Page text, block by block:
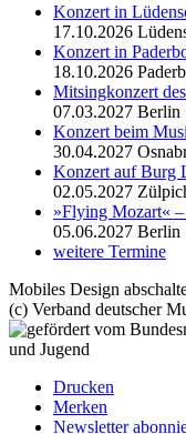
Konzert in
17.10.2026
Konzert in
18.10.2026
Mitsingkonzert
07.03.2027 Berlin
Konzert beim
30.04.2027
Konzert auf Burg
02.05.2027
»Flying Mozart«
05.06.2027 Berlin
weitere Termine
Mobiles Design
(c) Verband deutscher
Drucken
Merken
Newsletter